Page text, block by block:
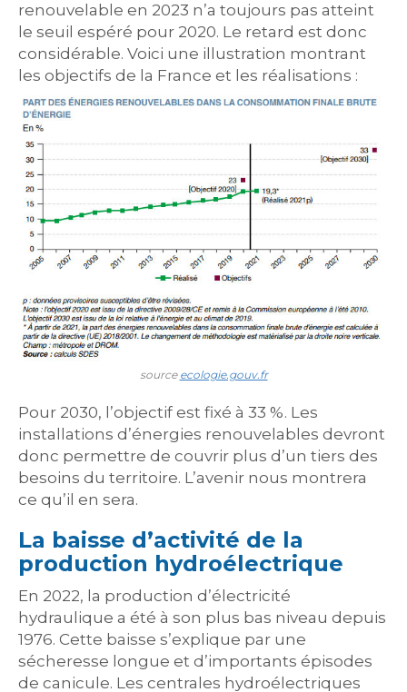
renouvelable en 2023 n’a toujours pas atteint
le seuil espéré pour 2020. Le retard est donc
considérable. Voici une illustration montrant
les objectifs de la France et les réalisations :
source ecologie.gouv.fr
Pour 2030, l’objectif est fixé à 33 %. Les
installations d’énergies renouvelables devront
donc permettre de couvrir plus d’un tiers des
besoins du territoire. L’avenir nous montrera
ce qu’il en sera.
La baisse d’activité de la
production hydroélectrique
En 2022, la production d’électricité
hydraulique a été à son plus bas niveau depuis
1976. Cette baisse s’explique par une
sécheresse longue et d’importants épisodes
de canicule. Les centrales hydroélectriques